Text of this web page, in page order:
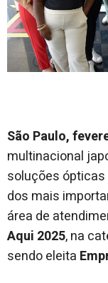
São Paulo,
multinacional
soluções
dos mais
área de
Aqui 2025, na
sendo eleita